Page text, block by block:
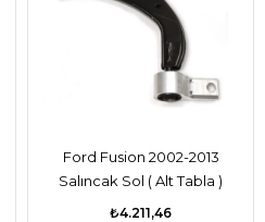
Ford Fusion 2002-2013
Salıncak Sol ( Alt Tabla )
Lemforder Marka 2S613051DA
₺4.211,46